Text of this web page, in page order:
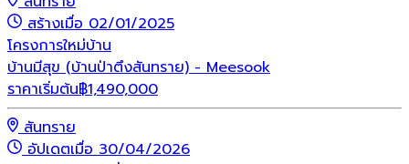
สร้างเมื่อ 02/01/2025
โครงการใหม่บ้าน
บ้านมีสุข (บ้านป่าตึงสันทราย) - Meesook
ราคาเริ่มต้น฿1,490,000
สันทราย
อัปเดตเมื่อ 30/04/2026